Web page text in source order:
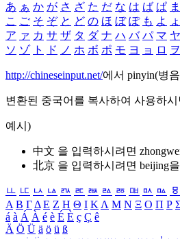
あ ぁ か が さ ざ た だ な は ば ぱ ま
こ ご そ ぞ と ど の ほ ぼ ぽ も よ ょ
ア ァ カ サ ザ タ ダ ナ ハ バ パ マ ヤ
ソ ゾ ト ド ノ ホ ボ ポ モ ヨ ョ ロ ヲ
http://chineseinput.net/에서 pinyin(병
변환된 중국어를 복사하여 사용하
예시)
中文 을 입력하시려면
北京 을 입력하시려면 beijing
ㅥ ㅦ ㅧ ㅨ ㅩ ㅪ ㅫ ㅬ ㅭ ㅮ ㅯ ㅰ ㅱ
Α Β ΓΔ Ε Ζ Η Θ Ι ΚΛ Μ Ν Ξ Ο Π Ρ
á à Á À é è É È ç Ç ê
Ä Ö Ü ä ö ü ß